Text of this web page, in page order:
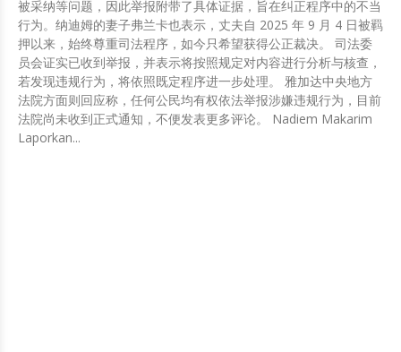
被采纳等问题，因此举报附带了具体证据，旨在纠正程序中的不当
行为。纳迪姆的妻子弗兰卡也表示，丈夫自 2025 年 9 月 4 日被羁
押以来，始终尊重司法程序，如今只希望获得公正裁决。 司法委
员会证实已收到举报，并表示将按照规定对内容进行分析与核查，
若发现违规行为，将依照既定程序进一步处理。 雅加达中央地方
法院方面则回应称，任何公民均有权依法举报涉嫌违规行为，目前
法院尚未收到正式通知，不便发表更多评论。 Nadiem Makarim
Laporkan...